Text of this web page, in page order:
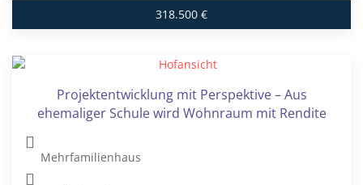
318.500 €
Projektentwicklung mit Perspektive – Aus
ehemaliger Schule wird Wohnraum mit Rendite
Mehrfamilienhaus